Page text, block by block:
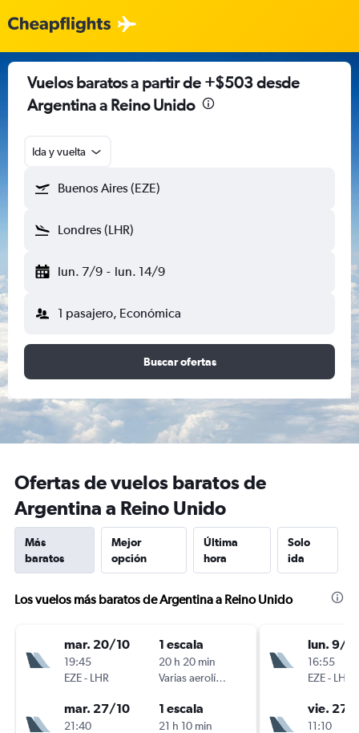
Vuelos baratos a partir de +$503 desde
Argentina a Reino Unido
Ida y vuelta
Buenos Aires (EZE)
Londres (LHR)
lun. 7/9 - lun. 14/9
1 pasajero, Económica
Buscar ofertas
Ofertas de vuelos baratos de
Argentina a Reino Unido
Más
baratos
Mejor
opción
Última
hora
Solo
ida
Los vuelos más baratos de Argentina a Reino Unido
mar. 20/10
19:45
EZE- LHR
1 escala
20 h 20 min
Varias aerolíneas
mar. 27/10
21:40
1 escala
21 h 10 min
lun. 9/11
16:55
EZE- LHR
vie. 27/
11:10